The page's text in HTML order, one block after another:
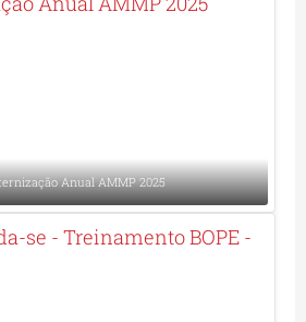
Anual AMMP 2025